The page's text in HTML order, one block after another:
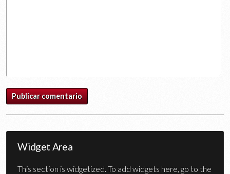
Widget Area
This section is widgetized. To add widgets here, go to the